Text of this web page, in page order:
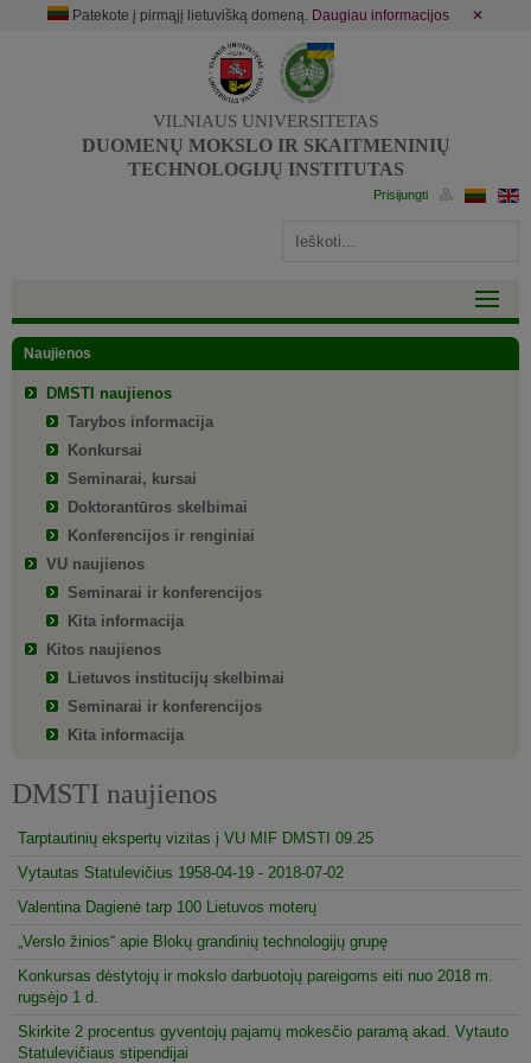
Patekote į pirmąjį lietuvišką domeną. Daugiau informacijos ✕
VILNIAUS UNIVERSITETAS
DUOMENŲ MOKSLO IR SKAITMENINIŲ
TECHNOLOGIJŲ INSTITUTAS
Naujienos
DMSTI naujienos
Tarybos informacija
Konkursai
Seminarai, kursai
Doktorantūros skelbimai
Konferencijos ir renginiai
VU naujienos
Seminarai ir konferencijos
Kita informacija
Kitos naujienos
Lietuvos institucijų skelbimai
Seminarai ir konferencijos
Kita informacija
DMSTI naujienos
Tarptautinių ekspertų vizitas į VU MIF DMSTI 09.25
Vytautas Statulevičius 1958-04-19 - 2018-07-02
Valentina Dagienė tarp 100 Lietuvos moterų
„Verslo žinios“ apie Blokų grandinių technologijų grupę
Konkursas dėstytojų ir mokslo darbuotojų pareigoms eiti nuo 2018 m.
rugsėjo 1 d.
Skirkite 2 procentus gyventojų pajamų mokesčio paramą akad. Vytauto
Statulevičiaus stipendijai